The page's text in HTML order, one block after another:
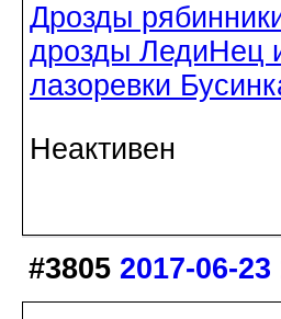
Дрозды
дрозды ЛедиНец
лазоревки
Неактивен
#3805 2017-06-